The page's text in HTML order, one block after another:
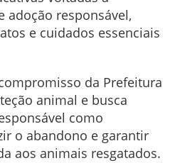
adoção responsável,
e cuidados essenciais
da Prefeitura
animal e busca
como
o abandono e garantir
aos animais resgatados.